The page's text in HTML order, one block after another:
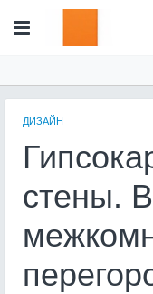
ДИЗАЙН
стены.